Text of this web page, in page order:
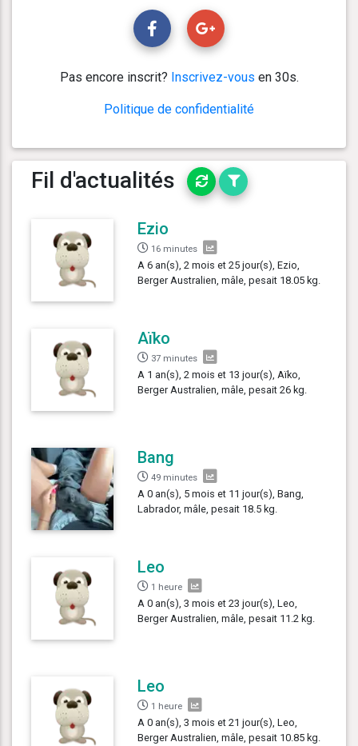
Pas encore inscrit? Inscrivez-vous en 30s.
Politique de confidentialité
Fil d'actualités
Ezio
16 minutes
A 6 an(s), 2 mois et 25 jour(s), Ezio,
Berger Australien, mâle, pesait 18.05 kg.
Aïko
37 minutes
A 1 an(s), 2 mois et 13 jour(s), Aïko,
Berger Australien, mâle, pesait 26 kg.
Bang
49 minutes
A 0 an(s), 5 mois et 11 jour(s), Bang,
Labrador, mâle, pesait 18.5 kg.
Leo
1 heure
A 0 an(s), 3 mois et 23 jour(s), Leo,
Berger Australien, mâle, pesait 11.2 kg.
Leo
1 heure
A 0 an(s), 3 mois et 21 jour(s), Leo,
Berger Australien, mâle, pesait 10.85 kg.